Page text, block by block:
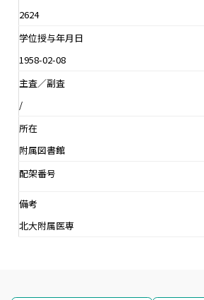
2624
学位授与年月日
1958-02-08
主査／副査
/
所在
附属図書館
配架番号
備考
北大附属医専